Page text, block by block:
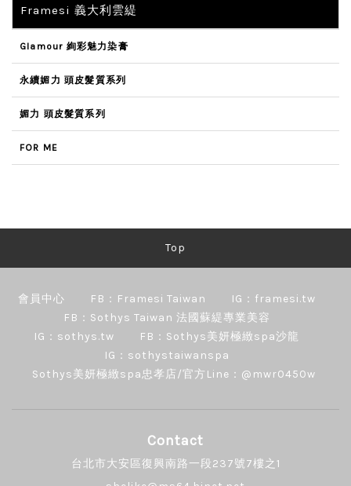
Framesi 義大利雲緹
Glamour 絢彩魅力染膏
永續媚力 頭皮髮質系列
媚力 頭皮髮質系列
FOR ME
Top
會員中心 FB：Framesi Taiwan
IG：framesi.tw
FB：Sothys Taiwan 法國蘇緹專業美容
IG：sothys.tw
FB：Sothys美妍極緻spa沙龍
IG：sothystaiwanspa
Sothys美妍極緻spa忠孝店/官方Line：@mwr0450w
Contact
台北市大安區復興南路一段237號7樓之1